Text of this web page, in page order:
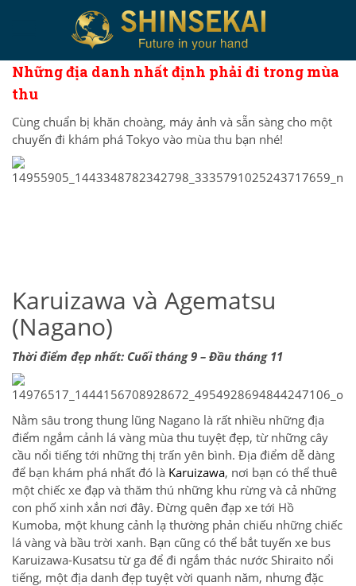
Những địa danh nhất định phải đi trong mùa
thu
Cùng chuẩn bị khăn choàng, máy ảnh và sẵn sàng cho một
chuyến đi khám phá Tokyo vào mùa thu bạn nhé!
Karuizawa và Agematsu
(Nagano)
Thời điểm đẹp nhất: Cuối tháng 9 – Đầu tháng 11
Nằm sâu trong thung lũng Nagano là rất nhiều những địa
điểm ngắm cảnh lá vàng mùa thu tuyệt đẹp, từ những cây
cầu nổi tiếng tới những thị trấn yên bình. Địa điểm dễ dàng
để bạn khám phá nhất đó là Karuizawa, nơi bạn có thể thuê
một chiếc xe đạp và thăm thú những khu rừng và cả những
con phố xinh xắn nơi đây. Đừng quên đạp xe tới Hồ
Kumoba, một khung cảnh lạ thường phản chiếu những chiếc
lá vàng và bầu trời xanh. Bạn cũng có thể bắt tuyến xe bus
Karuizawa-Kusatsu từ ga để đi ngắm thác nước Shiraito nổi
tiếng, một địa danh đẹp tuyệt vời quanh năm, nhưng đặc